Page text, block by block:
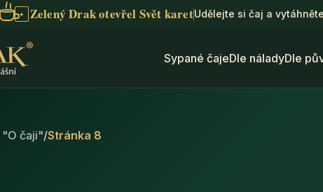
✦ Zelený Drak otevřel Svět karetUdělejte si čaj a
Sypané čajeDle náladyDle
čaji"/Stránka 8